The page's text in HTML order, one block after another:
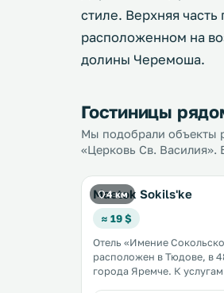
стиле. Верхняя
расположенном на
долины Черемоша.
Гостиницы
Мы подобрали объекты
«Церковь Св. Василия».
4 км
Maetok Sokils'ke
≈ 19 $
Отель «Имение
расположен в Тюдове, в
города Яремче. К услугам гостей